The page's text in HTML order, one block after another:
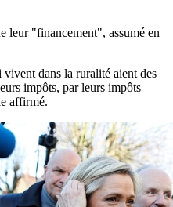
leur "financement", assumé en
dans la ruralité aient des
impôts, par leurs impôts
affirmé.